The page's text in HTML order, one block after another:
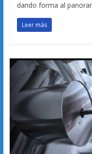
dando forma al
Leer más